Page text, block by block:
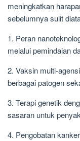
meningkatkan
sebelumnya sulit
1. Peran
melalui pemindaian
2. Vaksin multi-
berbagai patogen
3. Terapi genetik
sasaran untuk
4. Pengobatan